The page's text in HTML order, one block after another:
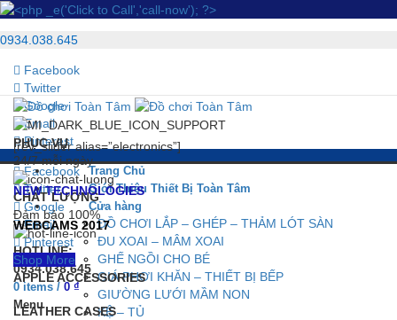
0934.038.645
Facebook
Twitter
Google
Email
Pinterest
Facebook
Twitter
Google
Email
Pinterest
PHỤC VỤ
24/7 mỗi ngày
CHẤT LƯỢNG
Đảm bảo 100%
HOTLINE:
0934.038.645
0 items / 0 ₫
Menu
Trang Chủ
Giới Thiệu Thiết Bị Toàn Tâm
Cửa hàng
ĐỒ CHƠI LẮP – GHÉP – THẢM LÓT SÀN
ĐU XOAI – MÂM XOAI
GHẾ NGỒI CHO BÉ
GIÁ PHƠI KHĂN – THIẾT BỊ BẾP
GIƯỜNG LƯỚI MẦM NON
KỆ – TỦ
[rev_slider alias=”electronics”]
NEW TECHNOLOGIES
WEBCAMS 2017
Shop More
APPLE ACCESSORIES
LEATHER CASES